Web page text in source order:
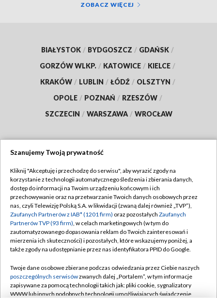
ZOBACZ WIĘCEJ
BIAŁYSTOK / BYDGOSZCZ / GDAŃSK /
GORZÓW WLKP. / KATOWICE / KIELCE /
KRAKÓW / LUBLIN / ŁÓDŹ / OLSZTYN /
OPOLE / POZNAŃ / RZESZÓW /
SZCZECIN / WARSZAWA / WROCŁAW
TVP
Abonament TVP
Emisja w TVP
Centrum informacji TVP
Naziemna Telewizja Cyfrowa
Rada Programowa
System NOS
Regulamin TVP
Polityka prywatności
Moje zgody
Pomoc
Kontakt
Szanujemy Twoją prywatność
Kliknij "Akceptuję i przechodzę do serwisu", aby wyrazić zgody na
korzystanie z technologii automatycznego śledzenia i zbierania danych,
dostęp do informacji na Twoim urządzeniu końcowym i ich
przechowywanie oraz na przetwarzanie Twoich danych osobowych przez
nas, czyli Telewizję Polską S.A. w likwidacji (zwaną dalej również „TVP”),
Zaufanych Partnerów z IAB* (1201 firm) oraz pozostałych Zaufanych
Partnerów TVP (93 firm), w celach marketingowych (w tym do
zautomatyzowanego dopasowania reklam do Twoich zainteresowań i
mierzenia ich skuteczności) i pozostałych, które wskazujemy poniżej, a
także zgody na udostępnianie przez nas identyfikatora PPID do Google.
Twoje dane osobowe zbierane podczas odwiedzania przez Ciebie naszych
poszczególnych serwisówzwanych dalej „Portalem”, w tym informacje
zapisywane za pomocą technologii takich jak: pliki cookie, sygnalizatory
WWW lub innych podobnych technologii umożliwiających świadczenie